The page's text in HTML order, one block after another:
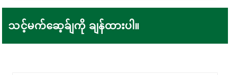
သင့်မက်ဆေ့ခ်ျကို ချန်ထားပါ။